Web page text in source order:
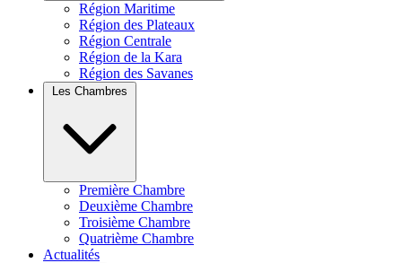
Région Maritime
Région des Plateaux
Région Centrale
Région de la Kara
Région des Savanes
Première Chambre
Deuxième Chambre
Troisième Chambre
Quatrième Chambre
Actualités